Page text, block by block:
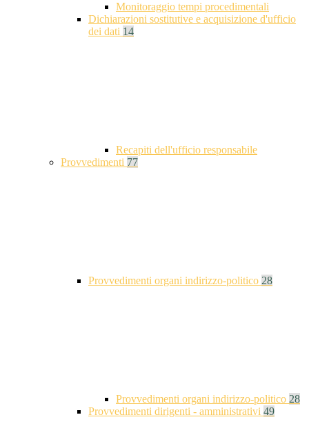
Monitoraggio tempi procedimentali
Dichiarazioni sostitutive e acquisizione d'ufficio
dei dati 14
Recapiti dell'ufficio responsabile
Provvedimenti 77
Provvedimenti organi indirizzo-politico 28
Provvedimenti organi indirizzo-politico 28
Provvedimenti dirigenti - amministrativi 49